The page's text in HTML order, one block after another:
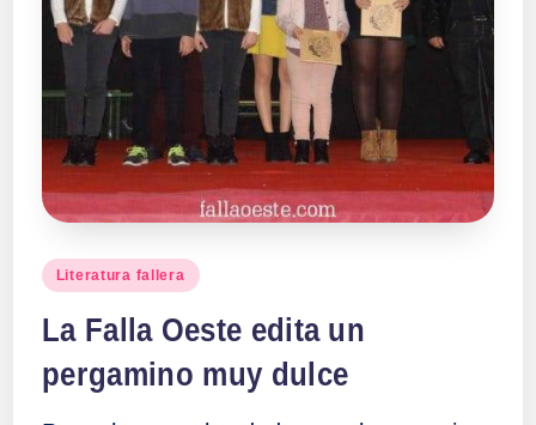
Publicado
Literatura fallera
La Falla Oeste edita un
pergamino muy dulce